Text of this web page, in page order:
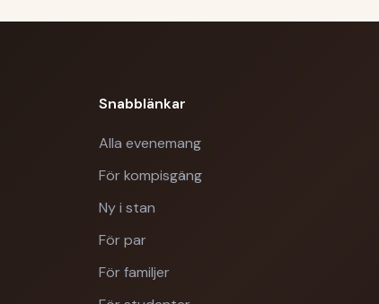
Snabblänkar
Alla evenemang
För kompisgäng
Ny i stan
För par
För familjer